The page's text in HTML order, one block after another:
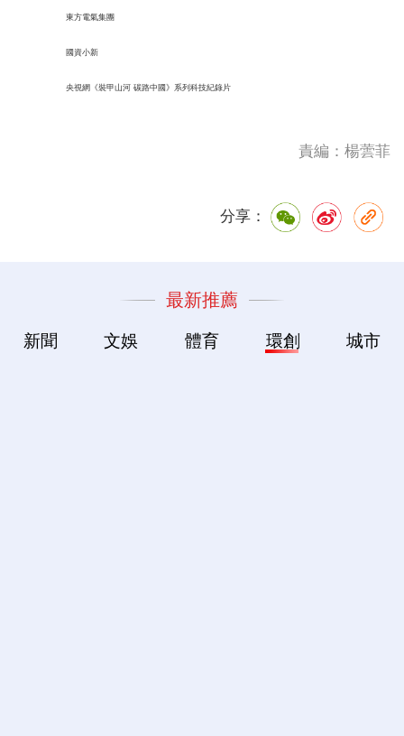
東方電氣集團
國資小新
央視網《裝甲山河 碳路中國》系列科技紀錄片
責編：楊蕓菲
分享：
最新推薦
新聞 文娛 體育 環創 城市